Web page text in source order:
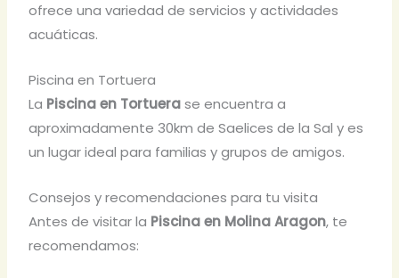
ofrece una variedad de servicios y actividades
acuáticas.
Piscina en Tortuera
La Piscina en Tortuerase encuentra a
aproximadamente 30km de Saelices de la Sal y es
un lugar ideal para familias y grupos de amigos.
Consejos y recomendaciones para tu visita
Antes de visitar la Piscina en Molina Aragon, te
recomendamos: